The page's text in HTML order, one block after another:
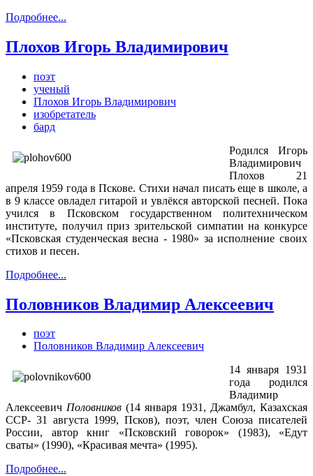
Подробнее...
Плохов Игорь Владимирович
поэт
ученый
Плохов Игорь Владимирович
изобретатель
бард
Родился Игорь
Владимирович
Плохов 21
апреля 1959 года в Пскове. Стихи начал писать еще в школе, а
в 9 классе овладел гитарой и увлёкся авторской песней. Пока
учился в Псковском государственном политехническом
институте, получил приз зрительской симпатии на конкурсе
«Псковская студенческая весна - 1980» за исполнение своих
стихов и песен.
Подробнее...
Половников Владимир Алексеевич
поэт
Половников Владимир Алексеевич
14 января 1931
года родился
Владимир
Алексеевич Половников (14 января 1931, Джамбул, Казахская
ССР- 31 августа 1999, Псков), поэт, член Союза писателей
России, автор книг «Псковский говорок» (1983), «Едут
сваты» (1990), «Красивая мечта» (1995).
Подробнее...